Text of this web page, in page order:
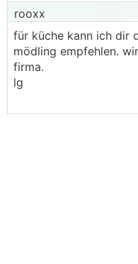
rooxx
für küche kann ich dir
mödling empfehlen.
firma.
lg